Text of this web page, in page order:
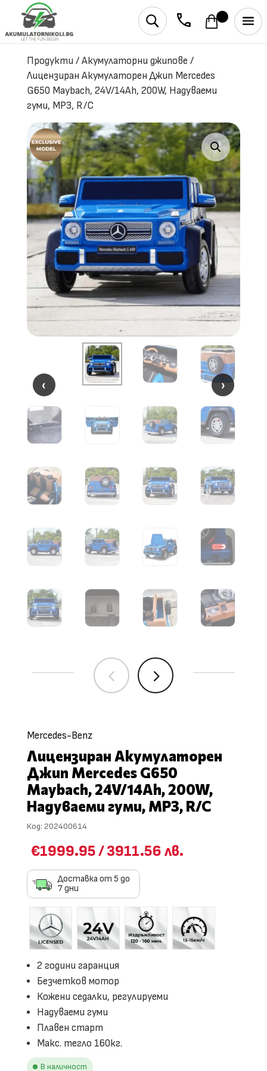
phone
U
Продукти/ Акумулаторни джипове/
Лицензиран Акумулаторен Джип Mercedes
G650 Maybach, 24V/14Ah, 200W, Надуваеми
гуми, МР3, R/C
‹ ›
‹ ›
4 5
Mercedes-Benz
Лицензиран Акумулаторен
Джип Mercedes G650
Maybach, 24V/14Ah, 200W,
Надуваеми гуми, МР3, R/C
Код: 202400614
€1999.95/3911.56 лв.
Доставка от 5 до
7 дни
2 години гаранция
Безчетков мотор
Кожени седалки, регулируеми
Надуваеми гуми
Плавен старт
Макс. тегло 160кг.
В наличност